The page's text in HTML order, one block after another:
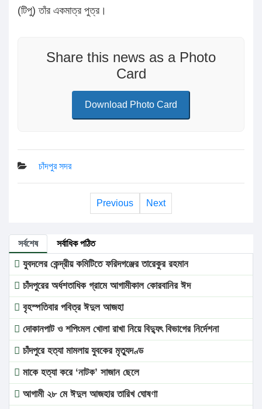
(টিপু) তাঁর একমাত্র পুত্র।
Share this news as a Photo
Card
Download Photo Card
চাঁদপুর সদর
Previous Next
সর্বশেষ সর্বাধিক পঠিত
যুবদলের কেন্দ্রীয় কমিটিতে ফরিদগঞ্জের তারেকুর রহমান
চাঁদপুরের অর্ধশতাধিক গ্রামে আগামীকাল কোরবানির ঈদ
বৃহস্পতিবার পবিত্র ঈদুল আজহা
দোকানপাট ও শপিংমল খোলা রাখা নিয়ে বিদ্যুৎ বিভাগের নির্দেশনা
চাঁদপুরে হত্যা মামলায় যুবকের মৃত্যুদণ্ড
মাকে হত্যা করে ‘নাটক’ সাজান ছেলে
আগামী ২৮ মে ঈদুল আজহার তারিখ ঘোষণা